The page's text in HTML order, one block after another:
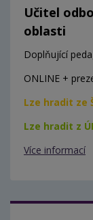
Učitel
oblasti
Doplňující
ONLINE +
Lze hradit ze
Lze hradit z
Více informací